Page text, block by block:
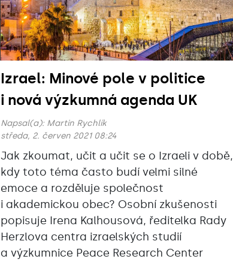
Izrael: Minové pole v politice
i nová výzkumná agenda UK
Napsal(a): Martin Rychlík
středa, 2. červen 2021 08:24
Jak zkoumat, učit a učit se o Izraeli v době,
kdy toto téma často budí velmi silné
emoce a rozděluje společnost
i akademickou obec? Osobní zkušenosti
popisuje Irena Kalhousová, ředitelka Rady
Herzlova centra izraelských studií
a výzkumnice Peace Research Center